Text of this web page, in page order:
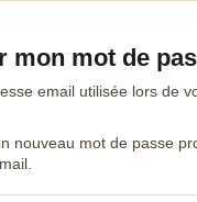
mon mot de
email utilisée lors de
nouveau mot de passe